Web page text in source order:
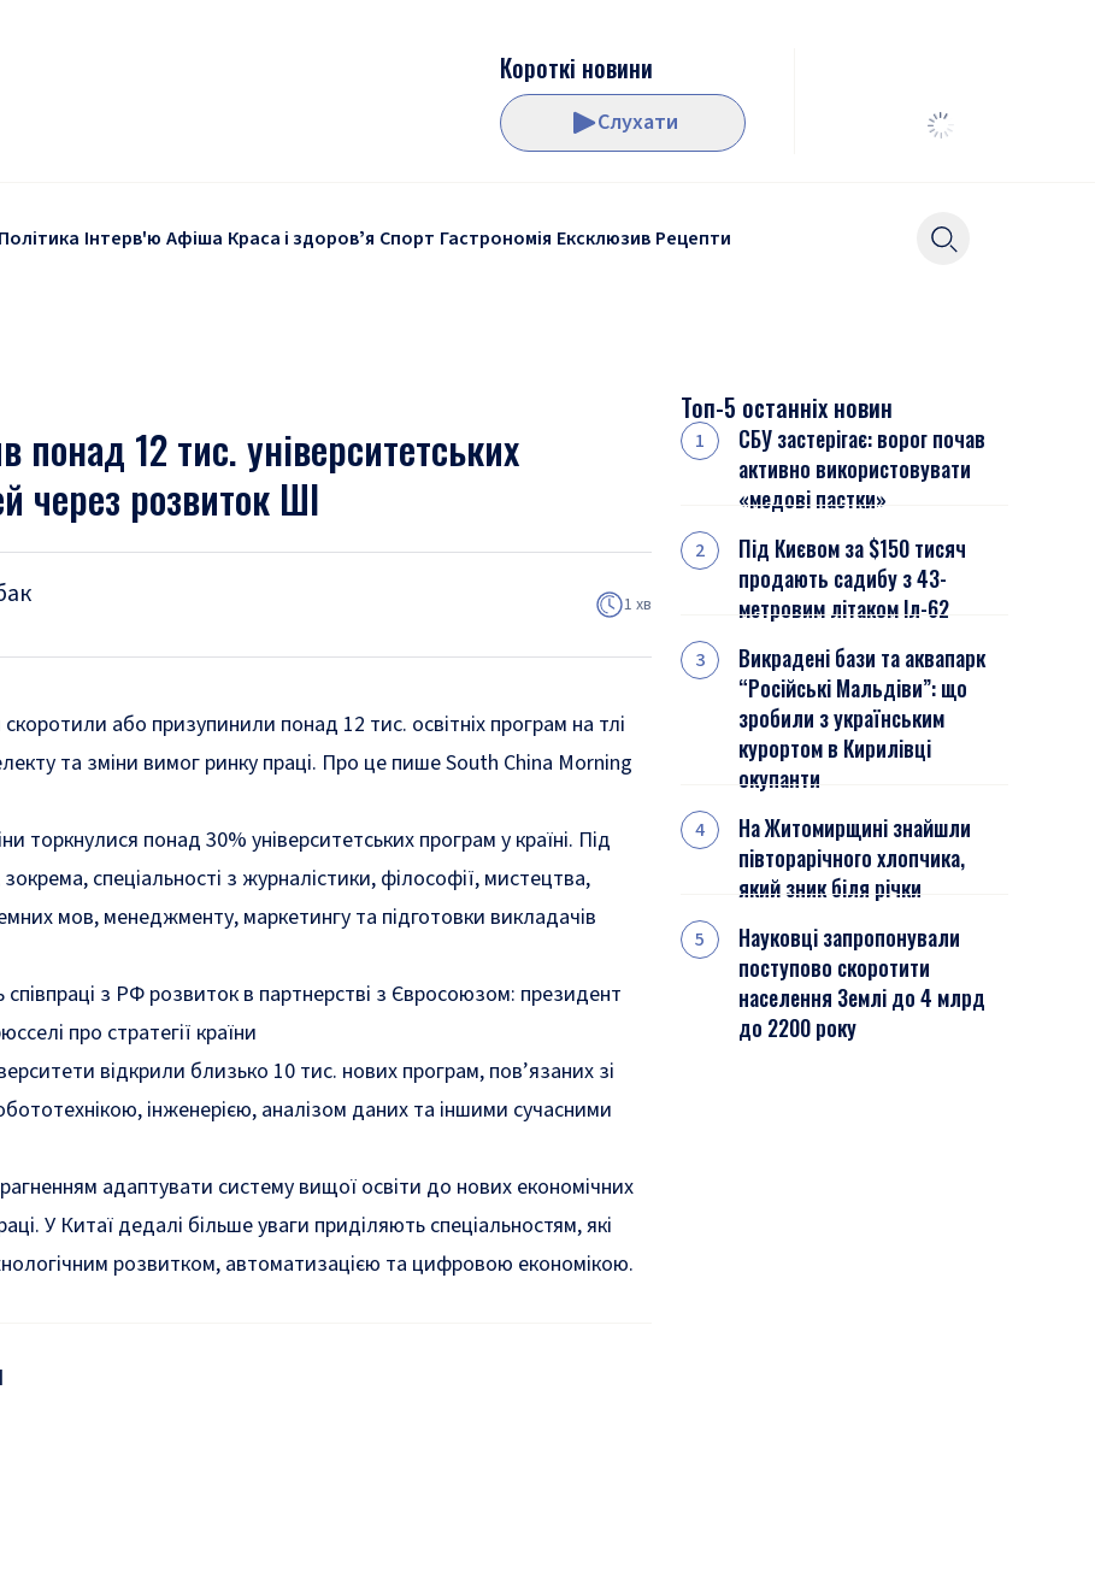
Короткі новини
Слухати
Політика Інтерв'ю Афіша Краса і здоровʼя Спорт Гастрономія Ексклюзив Рецепти
понад 12 тис. університетських
через розвиток ШІ
1 хв
скоротили або призупинили понад 12 тис. освітніх програм на тлі
та зміни вимог ринку праці. Про це пише South China Morning
торкнулися понад 30% університетських програм у країні. Під
спеціальності з журналістики, філософії, мистецтва,
мов, менеджменту, маркетингу та підготовки викладачів
співпраці з РФ розвиток в партнерстві з Євросоюзом: президент
про стратегії країни
відкрили близько 10 тис. нових програм, пов’язаних зі
інженерією, аналізом даних та іншими сучасними
адаптувати систему вищої освіти до нових економічних
У Китаї дедалі більше уваги приділяють спеціальностям, які
розвитком, автоматизацією та цифровою економікою.
Топ-5 останніх новин
СБУ застерігає: ворог почав
активно використовувати
«медові пастки»
Під Києвом за $150 тисяч
продають садибу з 43-
метровим літаком Іл-62
Викрадені бази та аквапарк
“Російські Мальдіви”: що
зробили з українським
курортом в Кирилівці
окупанти
На Житомирщині знайшли
півторарічного хлопчика,
який зник біля річки
Науковці запропонували
поступово скоротити
населення Землі до 4 млрд
до 2200 року